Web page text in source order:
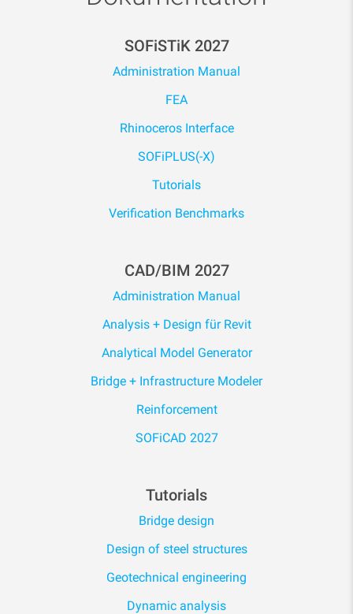
SOFiSTiK 2027
Administration Manual
FEA
Rhinoceros Interface
SOFiPLUS(-X)
Tutorials
Verification Benchmarks
CAD/BIM 2027
Administration Manual
Analysis + Design für Revit
Analytical Model Generator
Bridge + Infrastructure Modeler
Reinforcement
SOFiCAD 2027
Tutorials
Bridge design
Design of steel structures
Geotechnical engineering
Dynamic analysis